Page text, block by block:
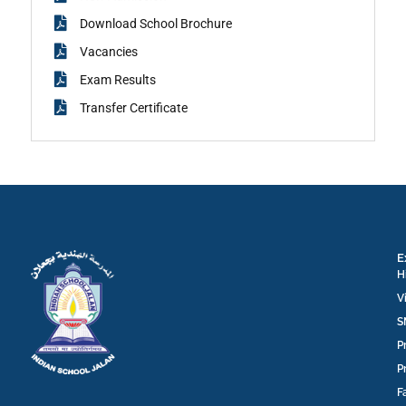
Download School Brochure
Vacancies
Exam Results
Transfer Certificate